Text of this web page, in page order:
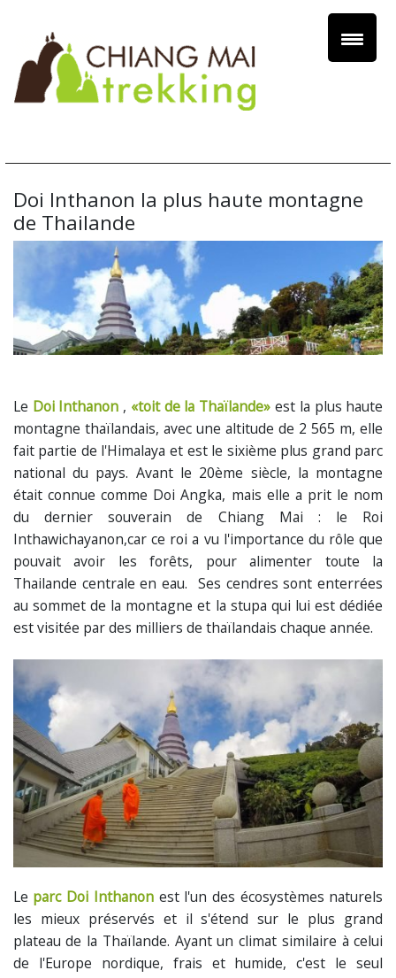
Doi Inthanon la plus haute montagne
de Thailande
Le Doi Inthanon , «toit de la Thaïlande» est la plus haute
montagne thaïlandais, avec une altitude de 2 565 m, elle
fait partie de l'Himalaya et est le sixième plus grand parc
national du pays. Avant le 20ème siècle, la montagne
était connue comme Doi Angka, mais elle a prit le nom
du dernier souverain de Chiang Mai : le Roi
Inthawichayanon,car ce roi a vu l'importance du rôle que
pouvait avoir les forêts, pour alimenter toute la
Thailande centrale en eau. Ses cendres sont enterrées
au sommet de la montagne et la stupa qui lui est dédiée
est visitée par des milliers de thaïlandais chaque année.
Le parc Doi Inthanonest l'un des écosystèmes naturels
les mieux préservés et il s'étend sur le plus grand
plateau de la Thaïlande. Ayant un climat similaire à celui
de l'Europe nordique, frais et humide, c'est le seul